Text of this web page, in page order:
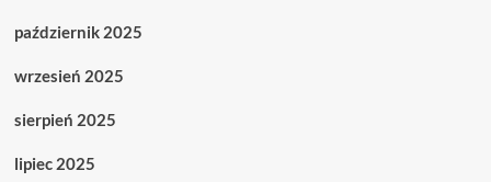
październik 2025
wrzesień 2025
sierpień 2025
lipiec 2025